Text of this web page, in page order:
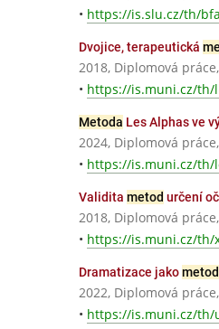
• https://is.slu.cz/th/
Dvojice, terapeutická
2018, Diplomová
• https://is.muni.cz/th/
Metoda Les Alphas ve
2024, Diplomová
• https://is.muni.cz/th/
Validita metod určení
2018, Diplomová
• https://is.muni.cz/th/
Dramatizace jako
2022, Diplomová
• https://is.muni.cz/th/